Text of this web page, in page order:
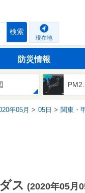
検索
現在地
防災情報
年05月 05日 関東・
ス (2020年05月